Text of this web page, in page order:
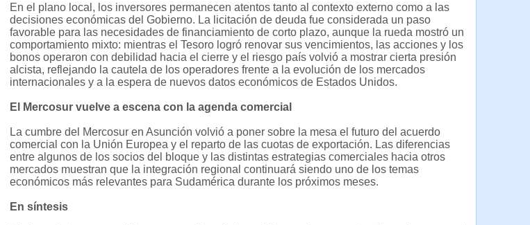
En el plano local, los inversores permanecen atentos tanto al contexto externo como a las
decisiones económicas del Gobierno. La licitación de deuda fue considerada un paso
favorable para las necesidades de financiamiento de corto plazo, aunque la rueda mostró un
comportamiento mixto: mientras el Tesoro logró renovar sus vencimientos, las acciones y los
bonos operaron con debilidad hacia el cierre y el riesgo país volvió a mostrar cierta presión
alcista, reflejando la cautela de los operadores frente a la evolución de los mercados
internacionales y a la espera de nuevos datos económicos de Estados Unidos.
El Mercosur vuelve a escena con la agenda comercial
La cumbre del Mercosur en Asunción volvió a poner sobre la mesa el futuro del acuerdo
comercial con la Unión Europea y el reparto de las cuotas de exportación. Las diferencias
entre algunos de los socios del bloque y las distintas estrategias comerciales hacia otros
mercados muestran que la integración regional continuará siendo uno de los temas
económicos más relevantes para Sudamérica durante los próximos meses.
En síntesis